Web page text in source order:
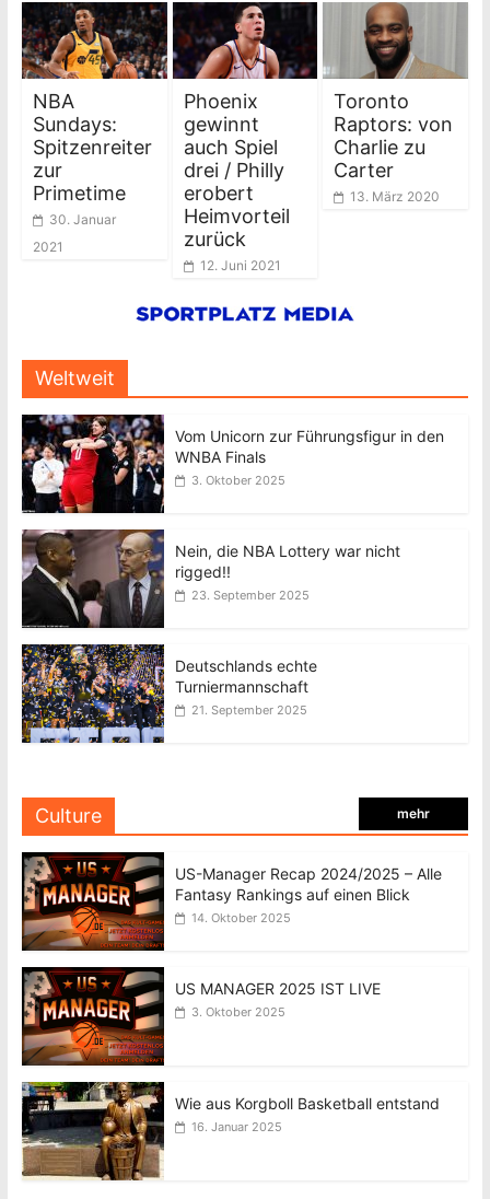
NBA
Sundays:
Spitzenreiter
zur
Primetime
30. Januar
2021
Phoenix
gewinnt
auch Spiel
drei / Philly
erobert
Heimvorteil
zurück
12. Juni 2021
Toronto
Raptors: von
Charlie zu
Carter
13. März 2020
Weltweit
Vom Unicorn zur Führungsfigur in den
WNBA Finals
3. Oktober 2025
Nein, die NBA Lottery war nicht
rigged!!
23. September 2025
Deutschlands echte
Turniermannschaft
21. September 2025
Culture mehr
US-Manager Recap 2024/2025 – Alle
Fantasy Rankings auf einen Blick
14. Oktober 2025
US MANAGER 2025 IST LIVE
3. Oktober 2025
Wie aus Korgboll Basketball entstand
16. Januar 2025